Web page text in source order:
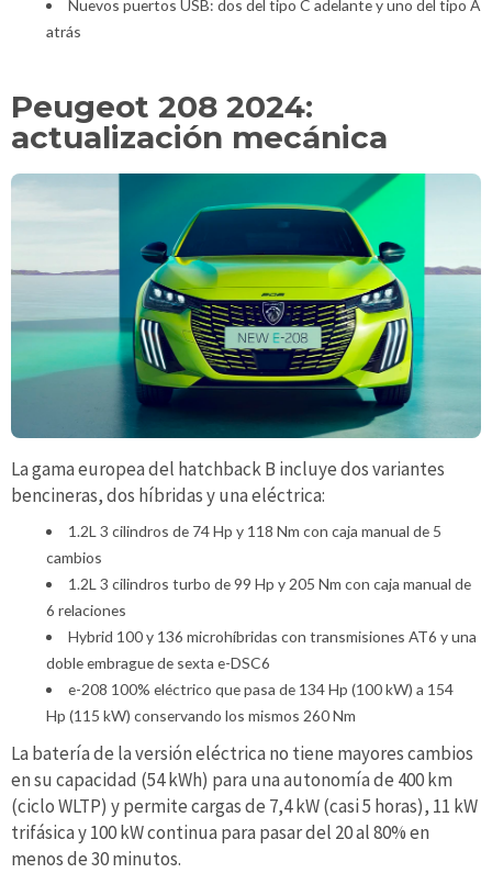
Nuevos puertos USB: dos del tipo C adelante y uno del tipo A
atrás
Peugeot 208 2024:
actualización mecánica
La gama europea del hatchback B incluye dos variantes
bencineras, dos híbridas y una eléctrica:
1.2L 3 cilindros de 74 Hp y 118 Nm con caja manual de 5
cambios
1.2L 3 cilindros turbo de 99 Hp y 205 Nm con caja manual de
6 relaciones
Hybrid 100 y 136 microhíbridas con transmisiones AT6 y una
doble embrague de sexta e-DSC6
e-208 100% eléctrico que pasa de 134 Hp (100 kW) a 154
Hp (115 kW) conservando los mismos 260 Nm
La batería de la versión eléctrica no tiene mayores cambios
en su capacidad (54 kWh) para una autonomía de 400 km
(ciclo WLTP) y permite cargas de 7,4 kW (casi 5 horas), 11 kW
trifásica y 100 kW continua para pasar del 20 al 80% en
menos de 30 minutos.